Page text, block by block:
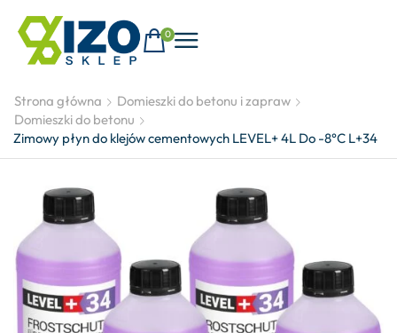
0
Strona główna
Domieszki do betonu i zapraw
Domieszki do betonu
Zimowy płyn do klejów cementowych LEVEL+ 4L Do -8°C L+34